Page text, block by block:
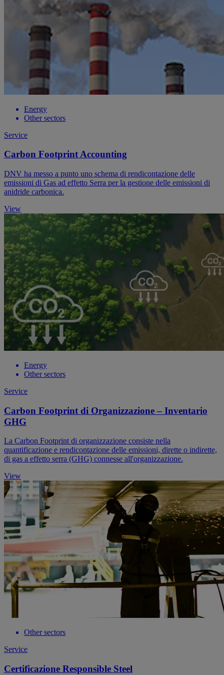
Energy
Other sectors
Service
Carbon Footprint Accounting
DNV ha messo a punto uno schema di rendicontazione delle
emissioni di Gas ad effetto Serra per la gestione delle emissioni di
anidride carbonica.
View
Energy
Other sectors
Service
Carbon Footprint di Organizzazione – Inventario
GHG
La Carbon Footprint di organizzazione consiste nella
quantificazione e rendicontazione delle emissioni, dirette o indirette,
di gas a effetto serra (GHG) connesse all'organizzazione.
View
Other sectors
Service
Certificazione Responsible Steel